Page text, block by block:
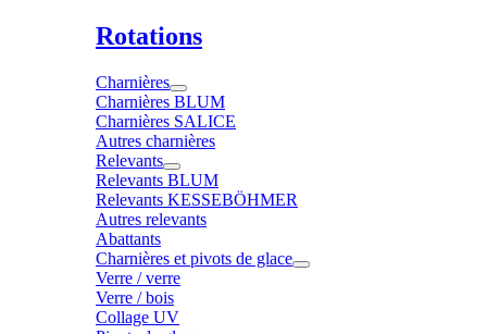
Rotations
Charnières
Charnières BLUM
Charnières SALICE
Autres charnières
Relevants
Relevants BLUM
Relevants KESSEBÖHMER
Autres relevants
Abattants
Charnières et pivots de glace
Verre / verre
Verre / bois
Collage UV